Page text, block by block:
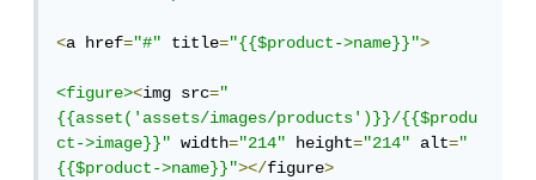
<a href="#" title="{{$product->name}}">
<figure><img src="
{{asset('assets/images/products')}}/{{$produ
ct->image}}" width="214" height="214" alt="
{{$product->name}}"></figure>